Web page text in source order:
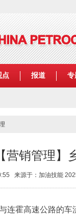
点 报道 专
【营销管理】
来源于：加油技能
连霍高速公路的